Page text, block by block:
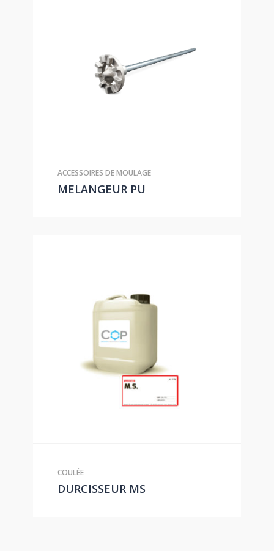
ACCESSOIRES DE MOULAGE
MELANGEUR PU
COULÉE
DURCISSEUR MS